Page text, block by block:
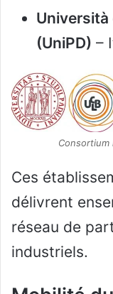
Università
(UniPD) –
Consortium
Ces
délivrent
réseau de
industriels.